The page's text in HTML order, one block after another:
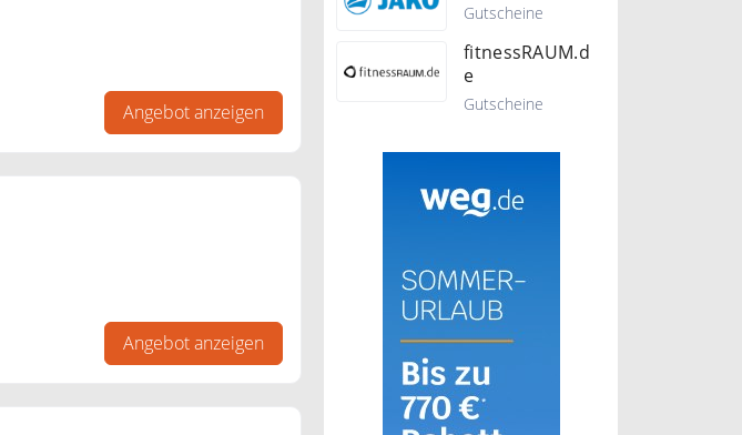
Angebot anzeigen
Angebot anzeigen
Gutscheine
fitnessRAUM.d
e
Gutscheine